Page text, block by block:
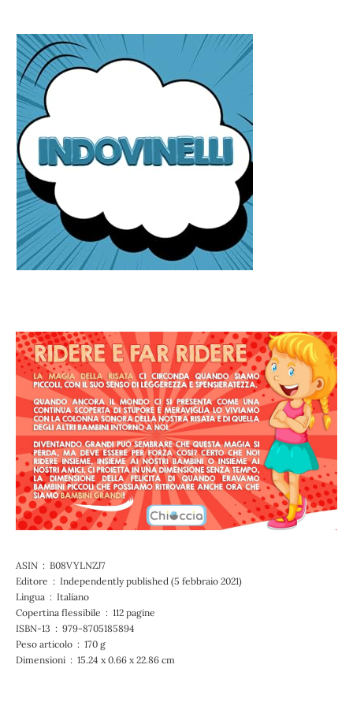
ASIN ‏ : ‎ B08VYLNZJ7
Editore ‏ : ‎ Independently published (5 febbraio 2021)
Lingua ‏ : ‎ Italiano
Copertina flessibile ‏ : ‎ 112 pagine
ISBN-13 ‏ : ‎ 979-8705185894
Peso articolo ‏ : ‎ 170 g
Dimensioni ‏ : ‎ 15.24 x 0.66 x 22.86 cm